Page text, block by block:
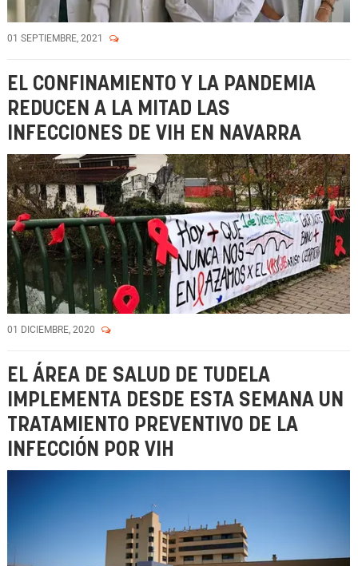
01 SEPTIEMBRE, 2021
EL CONFINAMIENTO Y LA PANDEMIA
REDUCEN A LA MITAD LAS
INFECCIONES DE VIH EN NAVARRA
01 DICIEMBRE, 2020
EL ÁREA DE SALUD DE TUDELA
IMPLEMENTA DESDE ESTA SEMANA UN
TRATAMIENTO PREVENTIVO DE LA
INFECCIÓN POR VIH